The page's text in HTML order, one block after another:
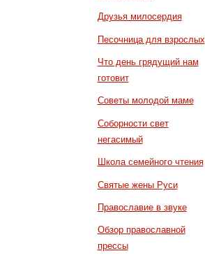
Друзья милосердия
Песочница для взрослых
Что день грядущий нам
готовит
Советы молодой маме
Соборности свет
негасимый
Школа семейного чтения
Святые жены Руси
Православие в звуке
Обзор православной
прессы